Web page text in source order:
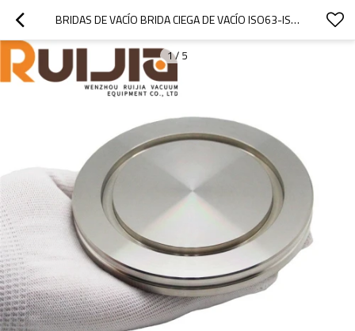
BRIDAS DE VACÍO BRIDA CIEGA DE VACÍO ISO63-ISO500
1/ 5